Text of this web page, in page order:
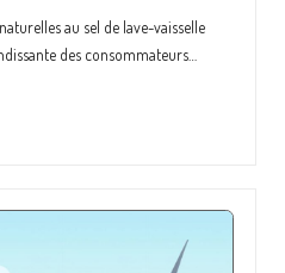
au sel de lave-vaisselle
des consommateurs…